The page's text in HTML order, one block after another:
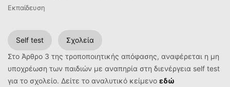
Εκπαίδευση
Self test
Σχολεία
Στο Άρθρο 3 της τροποποιητικής απόφασης, αναφέρεται η μη
υποχρέωση των παιδιών με αναπηρία στη διενέργεια self test
για το σχολείο. Δείτε το αναλυτικό κείμενο εδώ